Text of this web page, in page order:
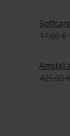
17,00€
Amstel
425,00€